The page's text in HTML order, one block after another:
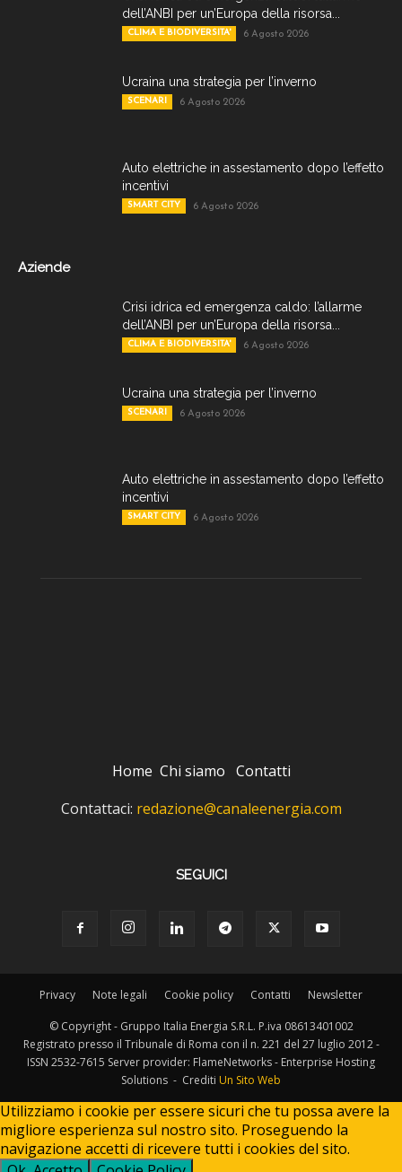
dell’ANBI per un’Europa della risorsa...
CLIMA E BIODIVERSITA' 6 Agosto 2026
Ucraina una strategia per l’inverno
SCENARI 6 Agosto 2026
Auto elettriche in assestamento dopo l’effetto
incentivi
SMART CITY 6 Agosto 2026
Aziende
Crisi idrica ed emergenza caldo: l’allarme
dell’ANBI per un’Europa della risorsa...
CLIMA E BIODIVERSITA' 6 Agosto 2026
Ucraina una strategia per l’inverno
SCENARI 6 Agosto 2026
Auto elettriche in assestamento dopo l’effetto
incentivi
SMART CITY 6 Agosto 2026
Home Chi siamo Contatti
Contattaci: redazione@canaleenergia.com
SEGUICI
Privacy Note legali Cookie policy Contatti Newsletter
© Copyright - Gruppo Italia Energia S.R.L. P.iva 08613401002
Registrato presso il Tribunale di Roma con il n. 221 del 27 luglio 2012 -
ISSN 2532-7615 Server provider: FlameNetworks - Enterprise Hosting
Solutions - Crediti Un Sito Web
Utilizziamo i cookie per essere sicuri che tu possa avere la
migliore esperienza sul nostro sito. Proseguendo la
navigazione accetti di ricevere tutti i cookies del sito.